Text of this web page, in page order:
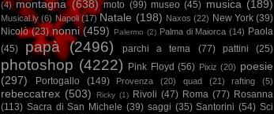
(4) montagna (638) moto (99) museo (45) musica (189)
Musical.ly (6) Napoli (17) Natale (198) Naxos (22) New York (39)
Nicolò (23) nonni (459) Palermo (2) Palma di Maiorca (14) Paola
(45)
papà (2496) parchi a tema (77) pattini (25)
photoshop (4222) Pink Floyd (56) Pixiz (20) poesie
(297)
Portogallo (149) Provenza (20) quad (21) rafting (5)
rebeccatrex (503) Ricky (1) Rivoli (47) Roma (77) Rosanna
(113) Sacra di San Michele (39) saggi (35) Santorini (54) Sci